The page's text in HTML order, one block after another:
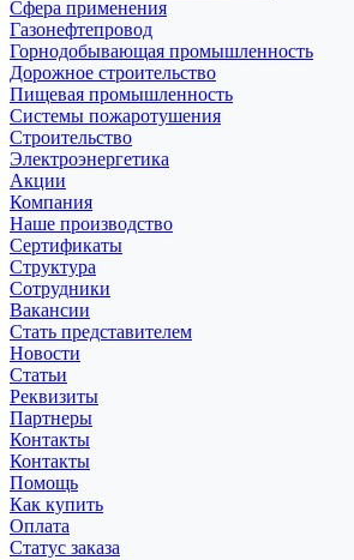
Сфера применения
Газонефтепровод
Горнодобывающая промышленность
Дорожное строительство
Пищевая промышленность
Системы пожаротушения
Строительство
Электроэнергетика
Акции
Компания
Наше производство
Сертификаты
Структура
Сотрудники
Вакансии
Стать представителем
Новости
Статьи
Реквизиты
Партнеры
Контакты
Контакты
Помощь
Как купить
Оплата
Статус заказа